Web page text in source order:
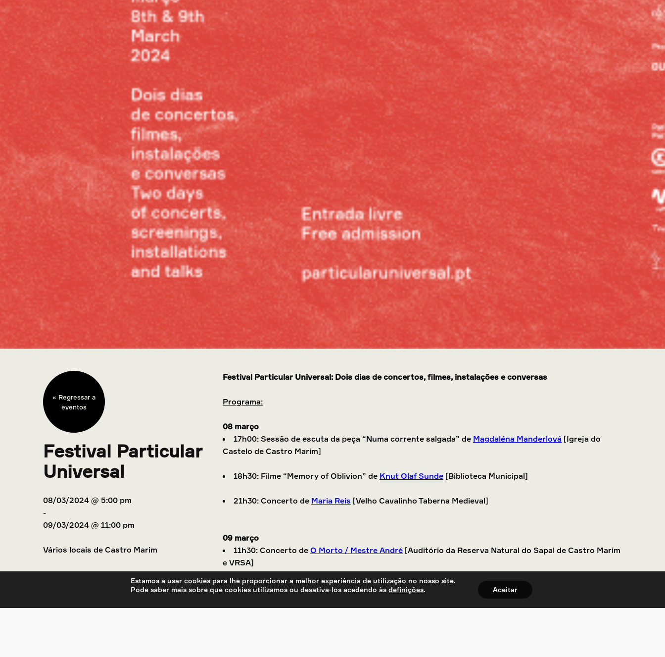
« Regressar a
eventos
Festival Particular
Universal
08/03/2024 @ 5:00 pm
-
09/03/2024 @11:00 pm
Vários locais de Castro Marim
Festival Particular Universal: Dois dias de concertos, filmes, instalações e conversas
Programa:
08 março
17h00: Sessão de escuta da peça “Numa corrente salgada” de Magdaléna Manderlová [Igreja do
Castelo de Castro Marim]
18h30: Filme “Memory of Oblivion” de Knut Olaf Sunde [Biblioteca Municipal]
21h30: Concerto de Maria Reis [Velho Cavalinho Taberna Medieval]
09 março
11h30: Concerto deO Morto / Mestre André [Auditório da Reserva Natural do Sapal de Castro Marim
e VRSA]
15h30: Apresentação: “A intersecção entre a descentralização cultural e a Arte Sonora: Uma
Estamos a usar cookies para lhe proporcionar a melhor experiência de utilização no nosso site.
Pode saber mais sobre que cookies utilizamos ou desativa-los acedendo àsdefinições. Aceitar